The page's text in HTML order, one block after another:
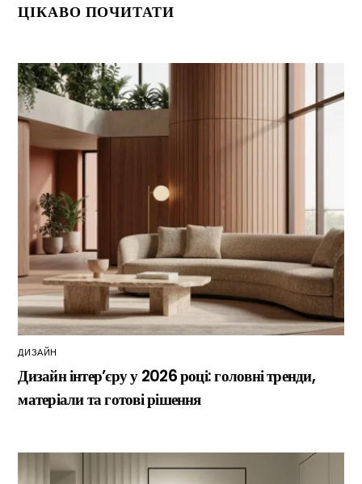
ЦІКАВО ПОЧИТАТИ
ДИЗАЙН
Дизайн інтер’єру у 2026 році: головні тренди,
матеріали та готові рішення